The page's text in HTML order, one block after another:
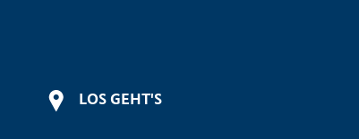
LOS GEHT'S